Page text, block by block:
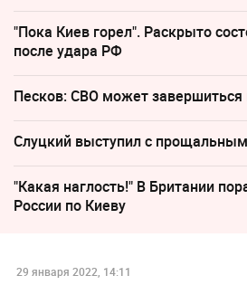
"Пока Киев горел". Раскрыто
после удара РФ
Песков: СВО может
Слуцкий выступил с
"Какая наглость!" В Британии
России по Киеву
29 января 2022, 14:11